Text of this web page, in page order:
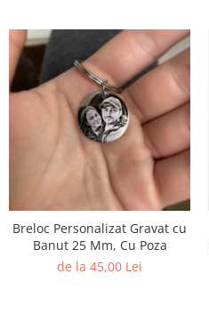
Breloc Personalizat Gravat cu
Banut 25 Mm, Cu Poza
de la 45,00 Lei